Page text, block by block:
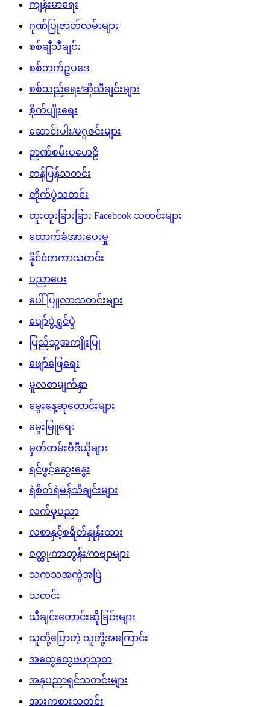
ကျန်းမာရေး
ဂုဏ်ပြုဇာတ်လမ်းများ
စစ်ချီသီချင်း
စစ်ဘက်ဥပဒေ
စစ်သည်ရေး/ဆိုသီချင်းများ
စိုက်ပျိုးရေး
ဆောင်းပါး/မဂ္ဂဇင်းများ
ဉာဏ်စမ်းပဟေဠိ
တန်ပြန်သတင်း
တိုက်ပွဲသတင်း
ထူးထူးခြားခြား Facebook သတင်းများ
ထောက်ခံအားပေးမှု
နိုင်ငံတကာသတင်း
ပညာပေး
ပေါ်ပြူလာသတင်းများ
ပျော်ပွဲရွှင်ပွဲ
ပြည်သူ့အကျိုးပြု
ဖျော်ဖြေရေး
မူလစာမျက်နှာ
မွေးနေ့ဆုတောင်းများ
မွေးမြူရေး
မှတ်တမ်းဗီဒီယိုများ
ရင်ဖွင့်ဆွေးနွေး
ရဲစိတ်ရဲမန်သီချင်းများ
လက်မှုပညာ
လစာနှင့်စရိတ်နှုန်းထား
ဝတ္ထု/ကာတွန်း/ကဗျာများ
သကသအကွဲအပြဲ
သတင်း
သီချင်းတောင်းဆိုခြင်းများ
သူတို့ပြောတဲ့ သူတို့အကြောင်း
အထွေထွေဗဟုသုတ
အနုပညာရှင်သတင်းများ
အားကစားသတင်း